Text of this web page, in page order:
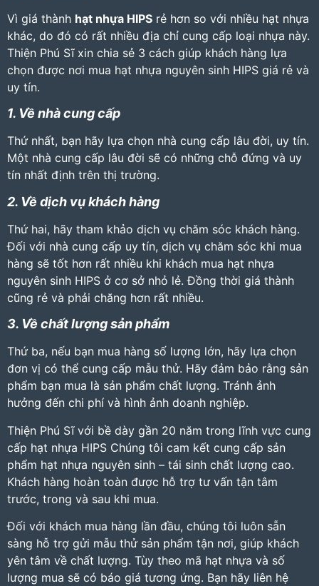
Vì giá thành hạt nhựa HIPS rẻ hơn so với nhiều hạt nhựa
khác, do đó có rất nhiều địa chỉ cung cấp loại nhựa này.
Thiện Phú Sĩ xin chia sẻ 3 cách giúp khách hàng lựa
chọn được nơi mua hạt nhựa nguyên sinh HIPS giá rẻ và
uy tín.
1. Về nhà cung cấp
Thứ nhất, bạn hãy lựa chọn nhà cung cấp lâu đời, uy tín.
Một nhà cung cấp lâu đời sẽ có những chỗ đứng và uy
tín nhất định trên thị trường.
2. Về dịch vụ khách hàng
Thứ hai, hãy tham khảo dịch vụ chăm sóc khách hàng.
Đối với nhà cung cấp uy tín, dịch vụ chăm sóc khi mua
hàng sẽ tốt hơn rất nhiều khi khách mua hạt nhựa
nguyên sinh HIPS ở cơ sở nhỏ lẻ. Đồng thời giá thành
cũng rẻ và phải chăng hơn rất nhiều.
3. Về chất lượng sản phẩm
Thứ ba, nếu bạn mua hàng số lượng lớn, hãy lựa chọn
đơn vị có thể cung cấp mẫu thử. Hãy đảm bảo rằng sản
phẩm bạn mua là sản phẩm chất lượng. Tránh ảnh
hưởng đến chi phí và hình ảnh doanh nghiệp.
Thiện Phú Sĩ với bề dày gần 20 năm trong lĩnh vực cung
cấp hạt nhựa HIPS Chúng tôi cam kết cung cấp sản
phẩm hạt nhựa nguyên sinh – tái sinh chất lượng cao.
Khách hàng hoàn toàn được hỗ trợ tư vấn tận tâm
trước, trong và sau khi mua.
Đối với khách mua hàng lần đầu, chúng tôi luôn sẵn
sàng hỗ trợ gửi mẫu thử sản phẩm tận nơi, giúp khách
yên tâm về chất lượng. Tùy theo mã hạt nhựa và số
lượng mua sẽ có báo giá tương ứng. Bạn hãy liên hệ